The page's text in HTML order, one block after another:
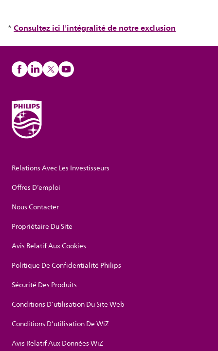
*Consultez ici l'intégralité de notre exclusion
Relations Avec Les Investisseurs
Offres D’emploi
Nous Contacter
Propriétaire Du Site
Avis Relatif Aux Cookies
Politique De Confidentialité Philips
Sécurité Des Produits
Conditions D’utilisation Du Site Web
Conditions D’utilisation De WiZ
Avis Relatif Aux Données WiZ